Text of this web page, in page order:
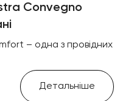
Convegno
– одна з провідних
Детальніше